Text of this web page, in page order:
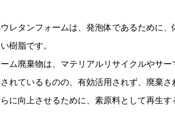
レタンフォームは、発泡体であるために
樹脂です。
ム廃棄物は、マテリアルリサイクルやサ
れているものの、有効活用されず、廃棄さ
に向上させるために、素原料として再生